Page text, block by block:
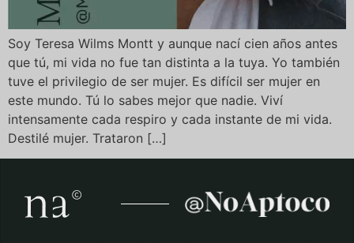
Soy Teresa Wilms Montt y aunque nací cien años antes
que tú, mi vida no fue tan distinta a la tuya. Yo también
tuve el privilegio de ser mujer. Es difícil ser mujer en
este mundo. Tú lo sabes mejor que nadie. Viví
intensamente cada respiro y cada instante de mi vida.
Destilé mujer. Trataron […]